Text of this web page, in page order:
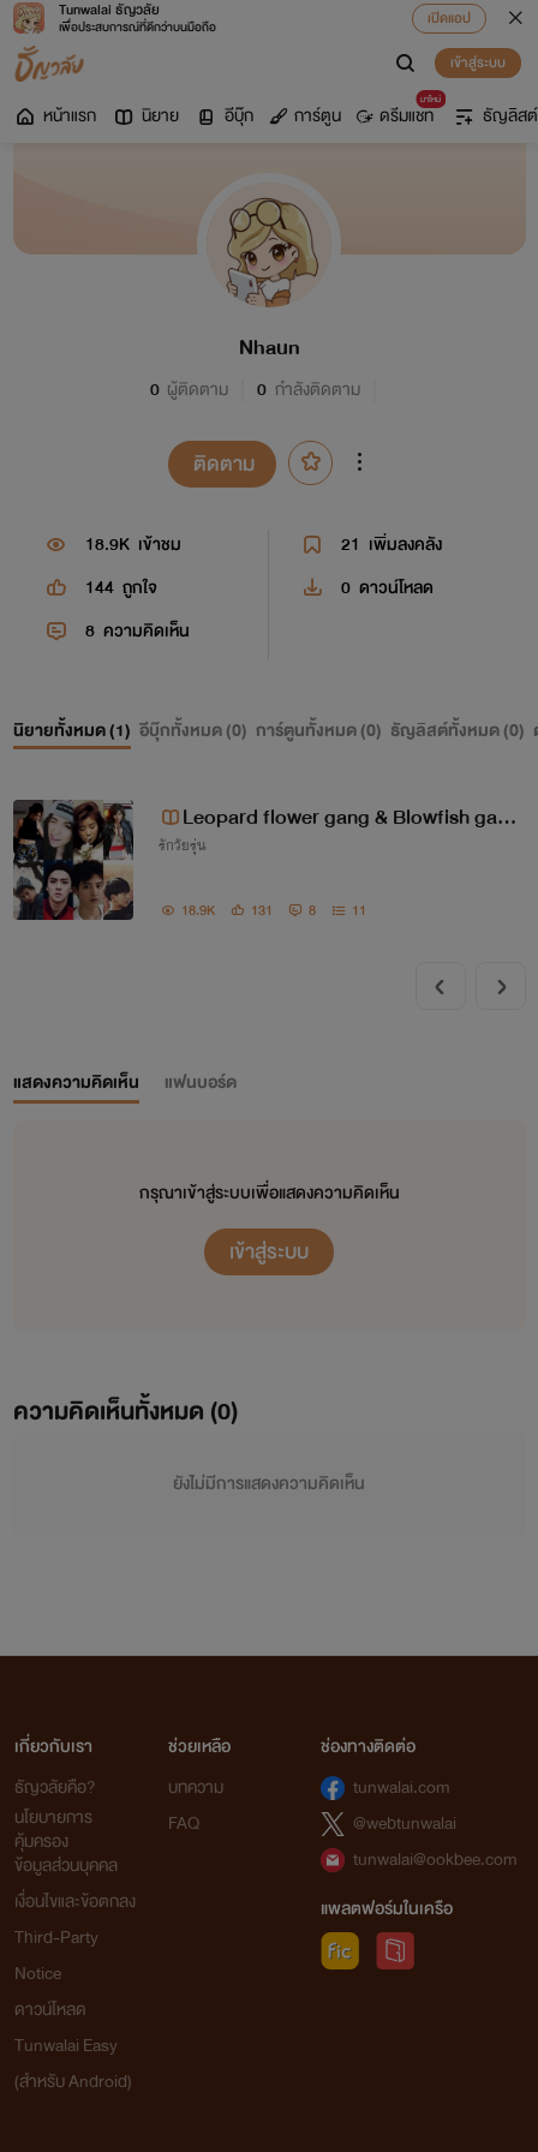
Tunwalai ธัญวลัย
เพื่อประสบการณ์ที่ดีกว่าบนมือถือ
เปิดแอป
เข้าสู่ระบบ
หน้าแรก นิยาย อีบุ๊ก การ์ตูน
มาใหม่
ดรีมแชท ธัญลิสต์
Nhaun
0 ผู้ติดตาม 0 กำลังติดตาม
ติดตาม
18.9K เข้าชม 21 เพิ่มลงคลัง
144 ถูกใจ 0 ดาวน์โหลด
8 ความคิดเห็น
นิยายทั้งหมด (1) อีบุ๊กทั้งหมด (0) การ์ตูนทั้งหมด (0) ธัญลิสต์ทั้งหมด (0)
Leopard flower gang & Blowfish gang
สองแก้งค์อันตรายยัยตัวร้ายกับนายตัวแส
รักวัยรุ่น
18.9K 131 8 11
แสดงความคิดเห็น แฟนบอร์ด
กรุณาเข้าสู่ระบบเพื่อแสดงความคิดเห็น
เข้าสู่ระบบ
ความคิดเห็นทั้งหมด (0)
ยังไม่มีการแสดงความคิดเห็น
เกี่ยวกับเรา
ธัญวลัยคือ?
นโยบายการ
คุ้มครอง
ข้อมูลส่วนบุคคล
เงื่อนไขและข้อตกลง
Third-Party
Notice
ดาวน์โหลด
Tunwalai Easy
(สำหรับ Android)
ช่วยเหลือ
บทความ
FAQ
ช่องทางติดต่อ
tunwalai.com
@webtunwalai
tunwalai@ookbee.com
แพลตฟอร์มในเครือ